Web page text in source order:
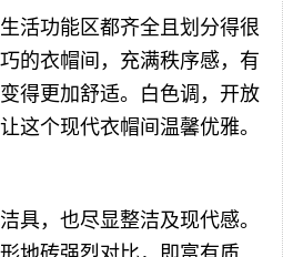
活功能区都齐全且划分得很
的衣帽间，充满秩序感，有
得更加舒适。白色调，开放
这个现代衣帽间温馨优雅。
具，也尽显整洁及现代感。